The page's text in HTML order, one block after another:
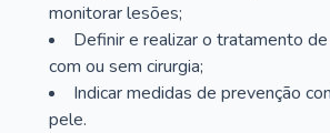
monitorar lesões;
Definir e realizar o tratamento
com ou sem cirurgia;
Indicar medidas de prevenção
pele.